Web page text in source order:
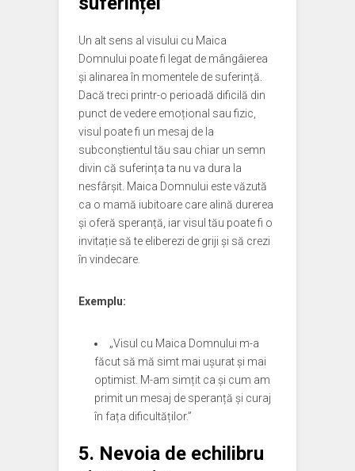
Un alt sens al visului cu Maica
Domnului poate fi legat de mângâierea
și alinarea în momentele de suferință.
Dacă treci printr-o perioadă dificilă din
punct de vedere emoțional sau fizic,
visul poate fi un mesaj de la
subconștientul tău sau chiar un semn
divin că suferința ta nu va dura la
nesfârșit. Maica Domnului este văzută
ca o mamă iubitoare care alină durerea
și oferă speranță, iar visul tău poate fi o
invitație să te eliberezi de griji și să crezi
în vindecare.
Exemplu:
„Visul cu Maica Domnului m-a
făcut să mă simt mai ușurat și mai
optimist. M-am simțit ca și cum am
primit un mesaj de speranță și curaj
în fața dificultăților.”
5. Nevoia de echilibru